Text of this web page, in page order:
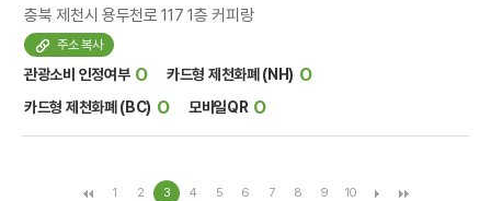
충북 제천시 용두천로 117 1층 커피랑
주소 복사
관광소비 인정여부 O 카드형 제천화폐 (NH) O
카드형 제천화폐 (BC) O 모바일QR O
1 2 3 4 5 6 7 8 9 10